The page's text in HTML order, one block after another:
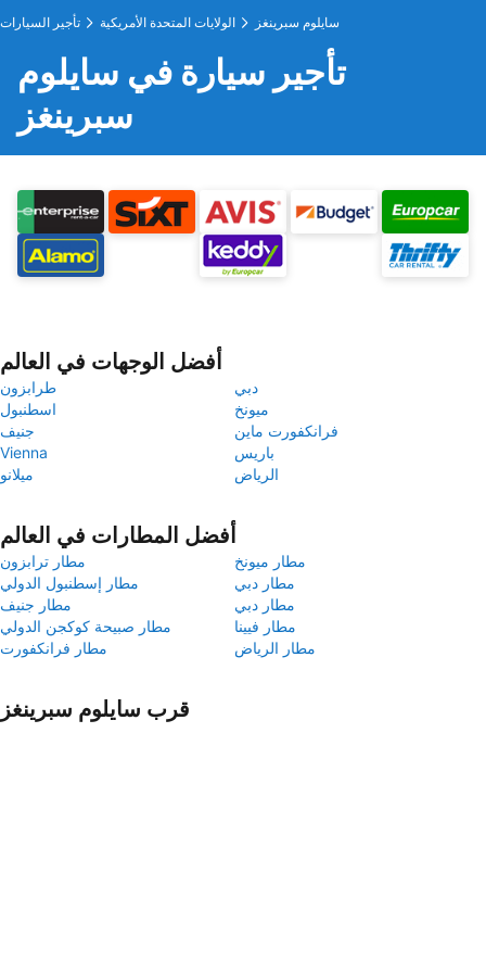
تأجير السيارات الولايات المتحدة الأمريكية سايلوم سبرينغز
تأجير سيارة في سايلوم
سبرينغز
أفضل الوجهات في العالم
طرابزون
دبي
اسطنبول
ميونخ
جنيف
فرانكفورت ماين
Vienna
باريس
ميلانو
الرياض
أفضل المطارات في العالم
مطار ترابزون
مطار ميونخ
مطار إسطنبول الدولي
مطار دبي
مطار جنيف
مطار دبي
مطار صبيحة كوكجن الدولي
مطار فيينا
مطار فرانكفورت
مطار الرياض
قرب سايلوم سبرينغز